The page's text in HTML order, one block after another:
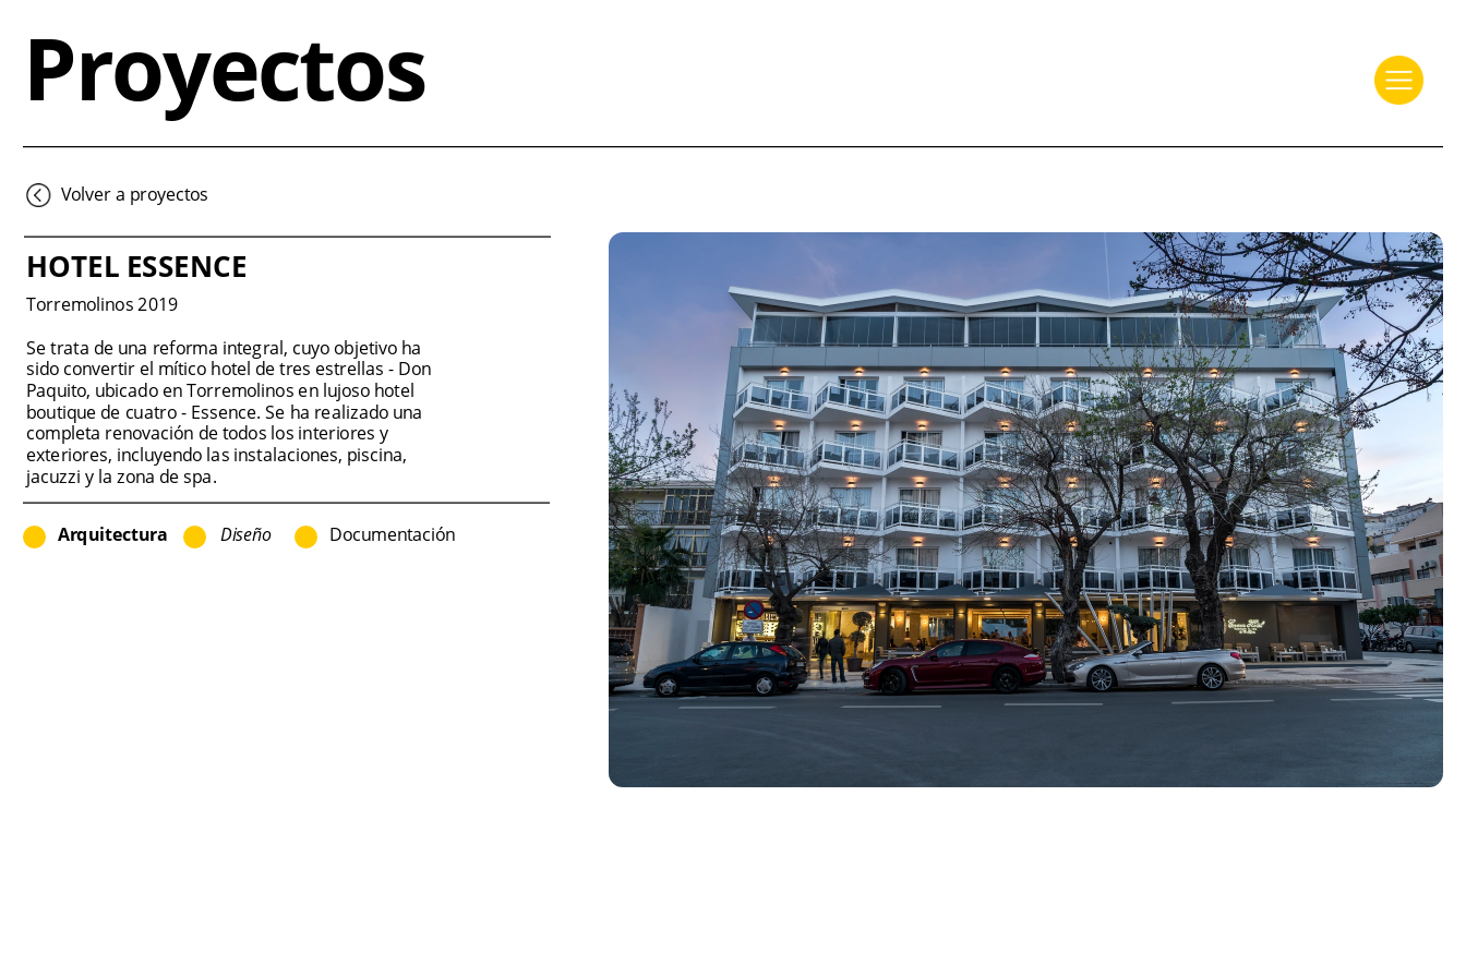
Arquitectura Diseño Documentación
HOTEL ESSENCE
Torremolinos 2019
Se trata de una reforma integral, cuyo objetivo ha
sido convertir el mítico hotel de tres estrellas - Don
Paquito, ubicado en Torremolinos en lujoso hotel
boutique de cuatro - Essence. Se ha realizado una
completa renovación de todos los interiores y
exteriores, incluyendo las instalaciones, piscina,
jacuzzi y la zona de spa.
Volver a proyectos
Proyectos